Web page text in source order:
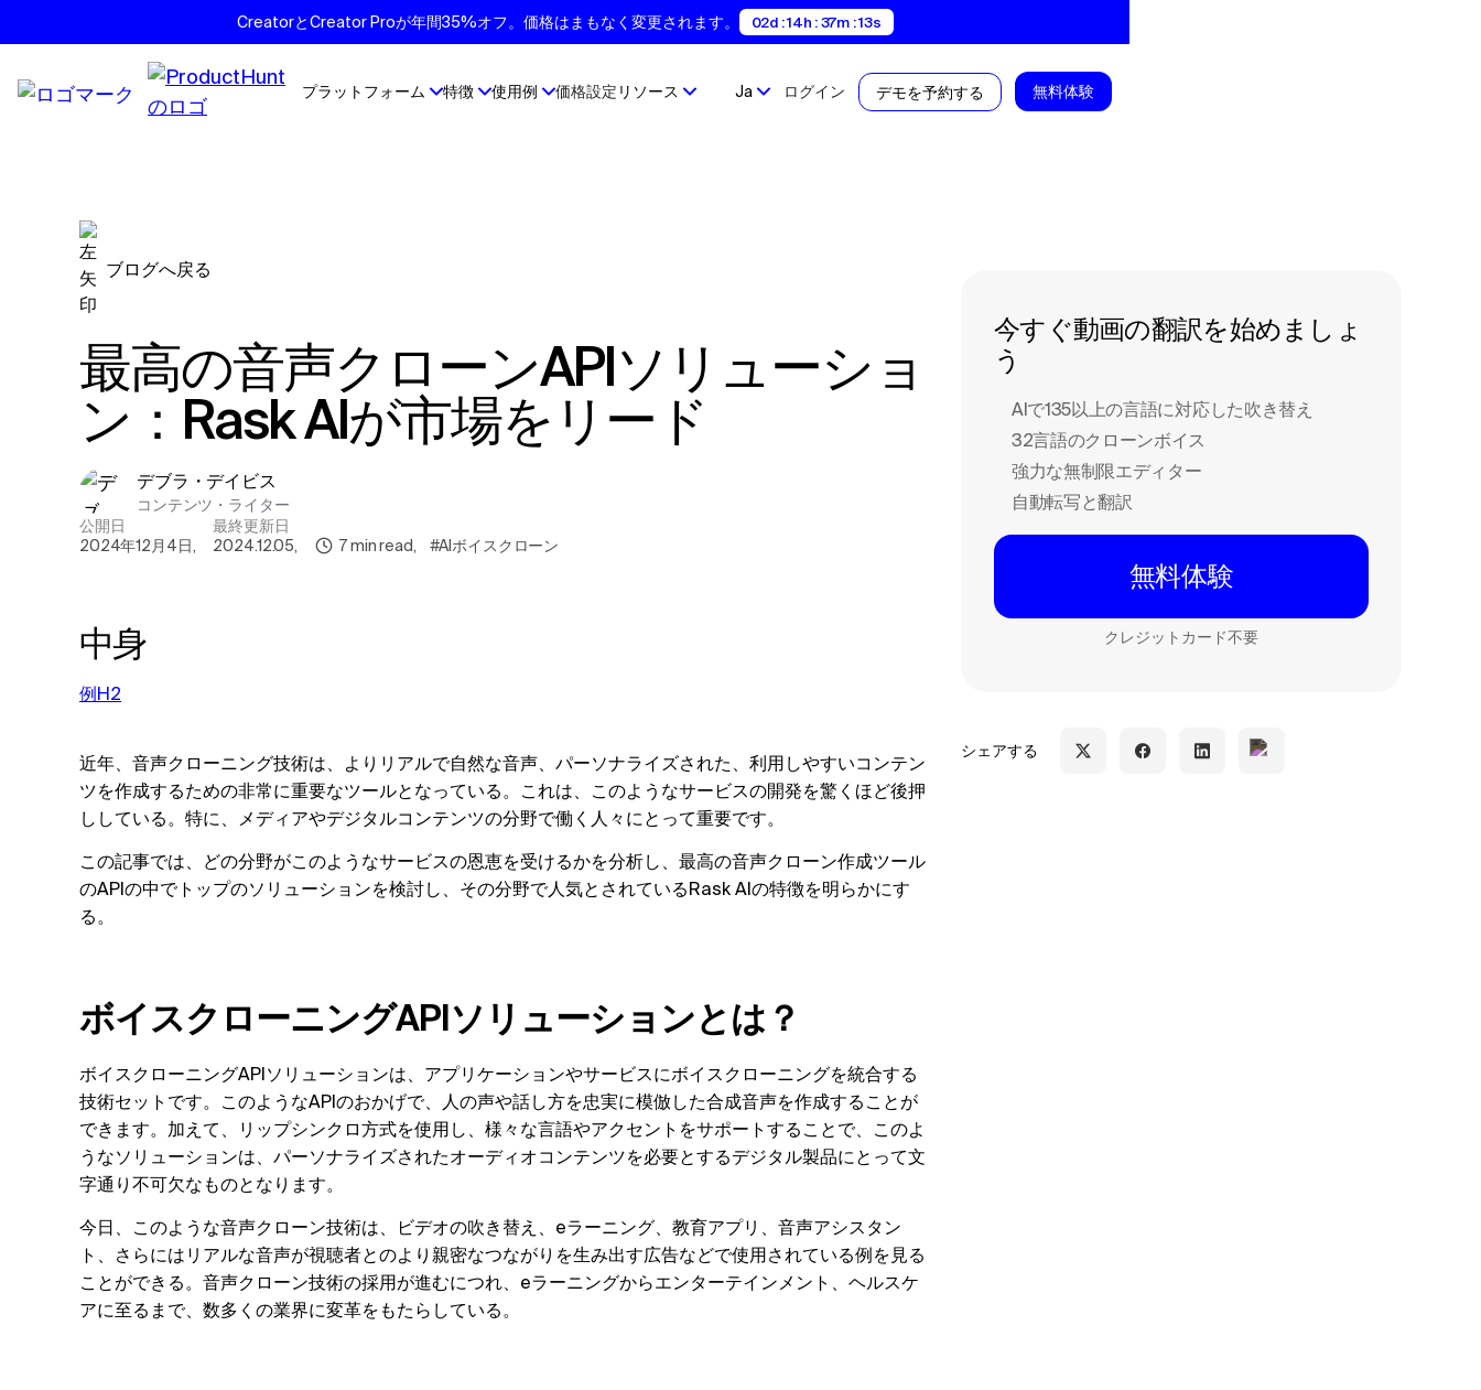
CreatorとCreator Proが年間35%オフ。価格はまもなく変更されます。 02d : 14h : 37m : 13s
プラットフォーム 特徴 使用例 価格設定 リソース Ja ログイン デモを予約する 無料体験
ブログへ戻る
最高の音声クローンAPIソリューショ
ン：Rask AIが市場をリード
デブラ・デイビス
コンテンツ・ライター
公開日
2024年12月4日,
最終更新日
2024.12.05, 7min read, #AIボイスクローン
中身
例H2
近年、音声クローニング技術は、よりリアルで自然な音声、パーソナライズされた、利用しやすいコンテン
ツを作成するための非常に重要なツールとなっている。これは、このようなサービスの開発を驚くほど後押
ししている。特に、メディアやデジタルコンテンツの分野で働く人々にとって重要です。
この記事では、どの分野がこのようなサービスの恩恵を受けるかを分析し、最高の音声クローン作成ツール
のAPIの中でトップのソリューションを検討し、その分野で人気とされているRask AIの特徴を明らかにす
る。
ボイスクローニングAPIソリューションとは？
ボイスクローニングAPIソリューションは、アプリケーションやサービスにボイスクローニングを統合する
技術セットです。このようなAPIのおかげで、人の声や話し方を忠実に模倣した合成音声を作成することが
できます。加えて、リップシンクロ方式を使用し、様々な言語やアクセントをサポートすることで、このよ
うなソリューションは、パーソナライズされたオーディオコンテンツを必要とするデジタル製品にとって文
字通り不可欠なものとなります。
今日、このような音声クローン技術は、ビデオの吹き替え、eラーニング、教育アプリ、音声アシスタン
ト、さらにはリアルな音声が視聴者とのより親密なつながりを生み出す広告などで使用されている例を見る
ことができる。音声クローン技術の採用が進むにつれ、eラーニングからエンターテインメント、ヘルスケ
アに至るまで、数多くの業界に変革をもたらしている。
今すぐ動画の翻訳を始めましょ
う
AIで135以上の言語に対応した吹き替え
32言語のクローンボイス
強力な無制限エディター
自動転写と翻訳
無料体験
クレジットカード不要
シェアする